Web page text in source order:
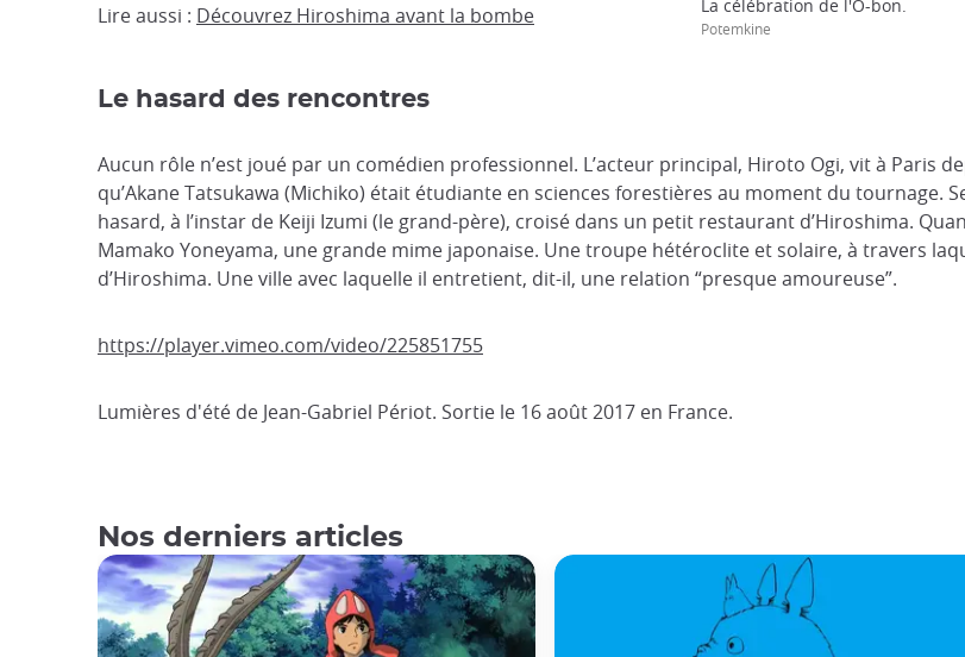
Lire aussi : Découvrez Hiroshima avant la bombe La célébration de l'O-bon.
Potemkine
Le hasard des rencontres
Aucun rôle n’est joué par un comédien professionnel. L’acteur principal, Hiroto Ogi, vit à Paris
qu’Akane Tatsukawa (Michiko) était étudiante en sciences forestières au moment du tournage.
hasard, à l’instar de Keiji Izumi (le grand-père), croisé dans un petit restaurant d’Hiroshima.
Mamako Yoneyama, une grande mime japonaise. Une troupe hétéroclite et solaire, à travers
d’Hiroshima. Une ville avec laquelle il entretient, dit-il, une relation “presque amoureuse”.
https://player.vimeo.com/video/225851755
Lumières d'été de Jean-Gabriel Périot. Sortie le 16 août 2017 en France.
Nos derniers articles